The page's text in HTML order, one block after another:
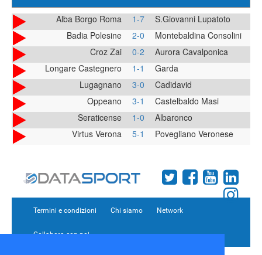
Alba Borgo Roma 1-7
S.Giovanni Lupatoto
Badia Polesine
2-0
Montebaldina Consolini
Croz Zai
0-2
Aurora Cavalponica
Longare Castegnero
1-1
Garda
Lugagnano
3-0
Cadidavid
Oppeano
3-1
Castelbaldo Masi
Seraticense
1-0
Albaronco
Virtus Verona
5-1 Povegliano Veronese
Termini e condizioni Chi siamo Network
Collabora con noi